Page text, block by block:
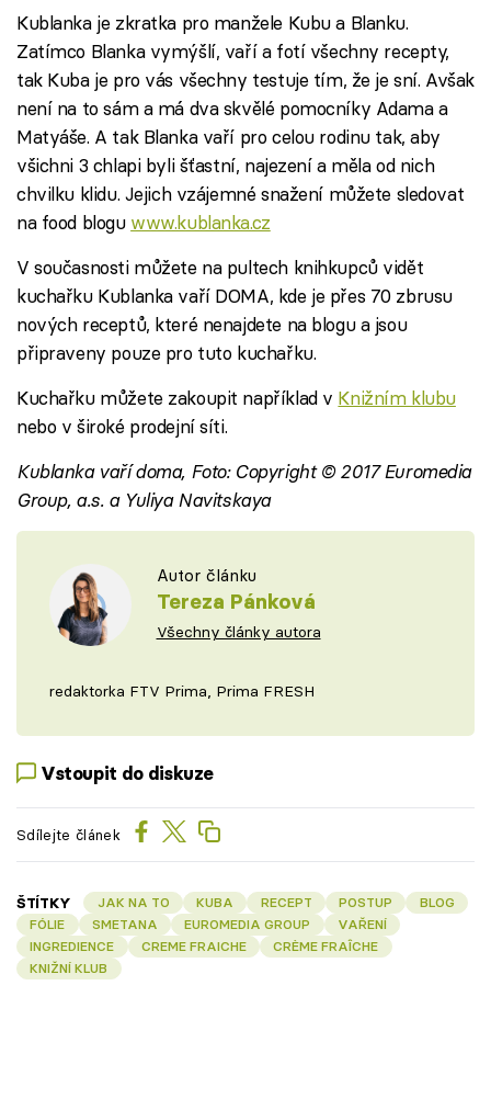
Kublanka je zkratka pro manžele Kubu a Blanku.
Zatímco Blanka vymýšlí, vaří a fotí všechny recepty,
tak Kuba je pro vás všechny testuje tím, že je sní. Avšak
není na to sám a má dva skvělé pomocníky Adama a
Matyáše. A tak Blanka vaří pro celou rodinu tak, aby
všichni 3 chlapi byli šťastní, najezení a měla od nich
chvilku klidu. Jejich vzájemné snažení můžete sledovat
na food blogu www.kublanka.cz
V současnosti můžete na pultech knihkupců vidět
kuchařku Kublanka vaří DOMA, kde je přes 70 zbrusu
nových receptů, které nenajdete na blogu a jsou
připraveny pouze pro tuto kuchařku.
Kuchařku můžete zakoupit například v Knižním klubu
nebo v široké prodejní síti.
Kublanka vaří doma, Foto: Copyright © 2017 Euromedia
Group, a.s. a Yuliya Navitskaya
Autor článku
Tereza Pánková
Všechny články autora
redaktorka FTV Prima, Prima FRESH
Vstoupit do diskuze
Sdílejte článek
ŠTÍTKY JAK NA TO KUBA RECEPT POSTUP
BLOG
FÓLIE
SMETANA EUROMEDIA GROUP
VAŘENÍ
INGREDIENCE
CREME FRAICHE
CRÈME FRAÎCHE
KNIŽNÍ KLUB